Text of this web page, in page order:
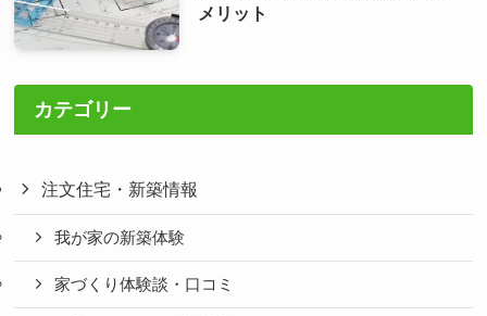
メリット
カテゴリー
注文住宅・新築情報
我が家の新築体験
家づくり体験談・口コミ